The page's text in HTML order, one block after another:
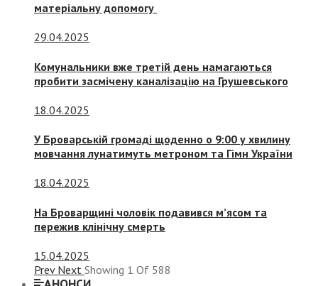
матеріальну допомогу
29.04.2025
Комунальники вже третій день намагаються
пробити засмічену каналізацію на Грушевського
18.04.2025
У Броварській громаді щоденно о 9:00 у хвилину
мовчання лунатимуть метроном та Гімн України
18.04.2025
На Броварщині чоловік подавився м’ясом та
пережив клінічну смерть
15.04.2025
Prev Next Showing 1 Of 588